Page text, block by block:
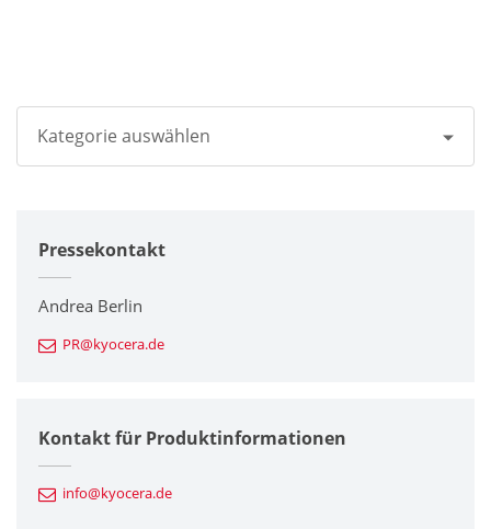
Kategorie auswählen
Unternehmen
Drucker / Multifunktionsgeräte
Feinkeramik-Komponenten
Automotive Komponenten
Pressekontakt
Andrea Berlin
PR@kyocera.de
Kontakt für Produktinformationen
info@kyocera.de